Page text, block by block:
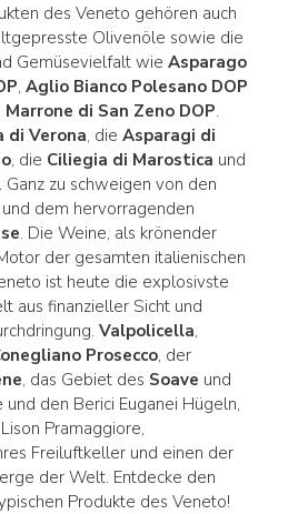
des Veneto gehören auch
Olivenöle sowie die
Gemüsevielfalt wie Asparago
, Aglio Bianco Polesano DOP
Marrone di San Zeno DOP.
di Verona, die Asparagi di
, die Ciliegia di Marostica und
. Ganz zu schweigen von den
dem hervorragenden
. Die Weine, als krönender
der gesamten italienischen
ist heute die explosivste
aus finanzieller Sicht und
Valpolicella,
Prosecco, der
, das Gebiet des Soave und
und den Berici Euganei Hügeln,
Pramaggiore,
Freiluftkeller und einen der
der Welt. Entdecke den
Produkte des Veneto!